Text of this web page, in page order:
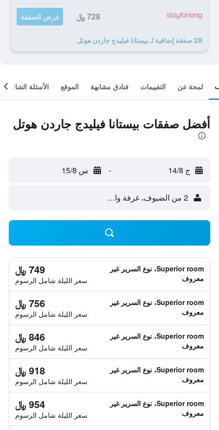
728 ﷼ عرض الصفقة
28 صفقة إضافية لـ بيستانا فيليدج جاردن هوتل
لمحة عن التقييمات فنادق مشابهة الموقع الأسئلة الشائعة
أفضل صفقات بيستانا فيليدج جاردن هوتل
ج 14/8 - س 15/8
2 من الضيوف، غرفة واحدة
Superior room، نوع السرير غير
معروف
749 ﷼
سعر الليلة شامل الرسوم
Superior room، نوع السرير غير
معروف
756 ﷼
سعر الليلة شامل الرسوم
Superior room، نوع السرير غير
معروف
846 ﷼
سعر الليلة شامل الرسوم
Superior room، نوع السرير غير
معروف
918 ﷼
سعر الليلة شامل الرسوم
Superior room، نوع السرير غير
معروف
954 ﷼
سعر الليلة شامل الرسوم